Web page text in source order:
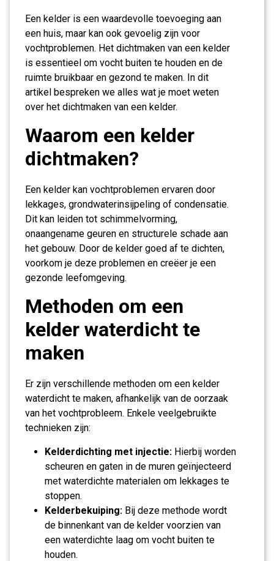
Een kelder is een waardevolle toevoeging aan
een huis, maar kan ook gevoelig zijn voor
vochtproblemen. Het dichtmaken van een kelder
is essentieel om vocht buiten te houden en de
ruimte bruikbaar en gezond te maken. In dit
artikel bespreken we alles wat je moet weten
over het dichtmaken van een kelder.
Waarom een kelder
dichtmaken?
Een kelder kan vochtproblemen ervaren door
lekkages, grondwaterinsijpeling of condensatie.
Dit kan leiden tot schimmelvorming,
onaangename geuren en structurele schade aan
het gebouw. Door de kelder goed af te dichten,
voorkom je deze problemen en creëer je een
gezonde leefomgeving.
Methoden om een
kelder waterdicht te
maken
Er zijn verschillende methoden om een kelder
waterdicht te maken, afhankelijk van de oorzaak
van het vochtprobleem. Enkele veelgebruikte
technieken zijn:
Kelderdichting met injectie: Hierbij worden
scheuren en gaten in de muren geïnjecteerd
met waterdichte materialen om lekkages te
stoppen.
Kelderbekuiping: Bij deze methode wordt
de binnenkant van de kelder voorzien van
een waterdichte laag om vocht buiten te
houden.